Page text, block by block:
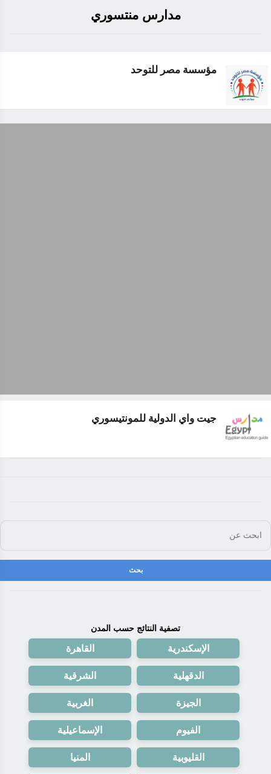
مدارس منتسوري
مؤسسة مصر للتوحد
جيت واي الدولية للمونتيسوري
تصفية النتائج حسب المدن
الإسكندرية القاهرة
الدقهلية الشرقية
الجيزة الغربية
الفيوم الإسماعيلية
القليوبية المنيا